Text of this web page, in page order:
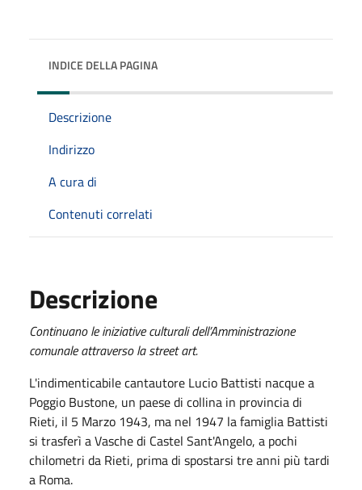
INDICE DELLA PAGINA
Descrizione
Indirizzo
A cura di
Contenuti correlati
Descrizione
Continuano le iniziative culturali dell’Amministrazione
comunale attraverso la street art.
L'indimenticabile cantautore Lucio Battisti nacque a
Poggio Bustone, un paese di collina in provincia di
Rieti, il 5 Marzo 1943, ma nel 1947 la famiglia Battisti
si trasferì a Vasche di Castel Sant'Angelo, a pochi
chilometri da Rieti, prima di spostarsi tre anni più tardi
a Roma.